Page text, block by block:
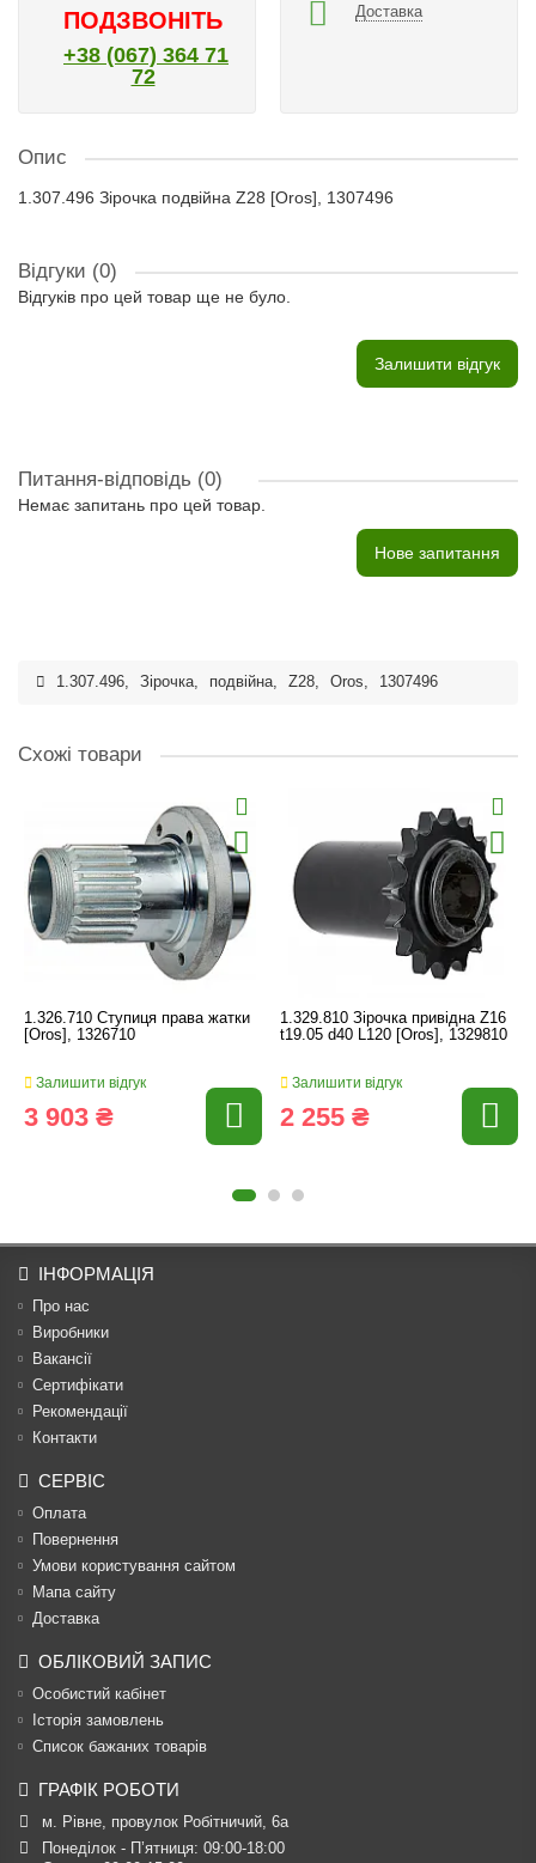
ПОДЗВОНІТЬ
+38 (067) 364 71
72
Доставка
Опис
1.307.496 Зірочка подвійна Z28 [Oros], 1307496
Відгуки (0)
Відгуків про цей товар ще не було.
Залишити відгук
Питання-відповідь (0)
Немає запитань про цей товар.
Нове запитання
1.307.496, Зірочка, подвійна, Z28, Oros, 1307496
Схожі товари
1.326.710 Ступиця права жатки
[Oros], 1326710
Залишити відгук
3 903 ₴
1.329.810 Зірочка привідна Z16
t19.05 d40 L120 [Oros], 1329810
Залишити відгук
2 255 ₴
ІНФОРМАЦІЯ
Про нас
Виробники
Вакансії
Сертифікати
Рекомендації
Контакти
СЕРВІС
Оплата
Повернення
Умови користування сайтом
Мапа сайту
Доставка
ОБЛІКОВИЙ ЗАПИС
Особистий кабінет
Історія замовлень
Список бажаних товарів
ГРАФІК РОБОТИ
м. Рівне, провулок Робітничий, 6а
Понеділок - П’ятниця: 09:00-18:00